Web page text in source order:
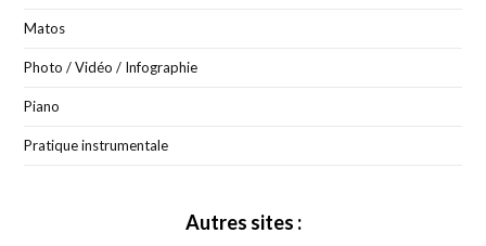
Matos
Photo / Vidéo / Infographie
Piano
Pratique instrumentale
Autres sites :